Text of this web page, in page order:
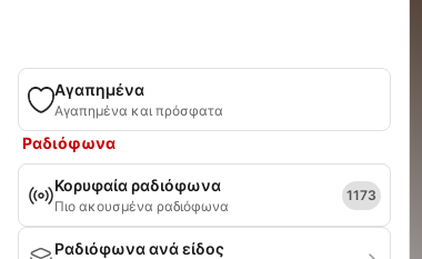
Αγαπημένα
Αγαπημένα και πρόσφατα
Ραδιόφωνα
Κορυφαία ραδιόφωνα
Πιο ακουσμένα ραδιόφωνα
1173
Ραδιόφωνα ανά είδος